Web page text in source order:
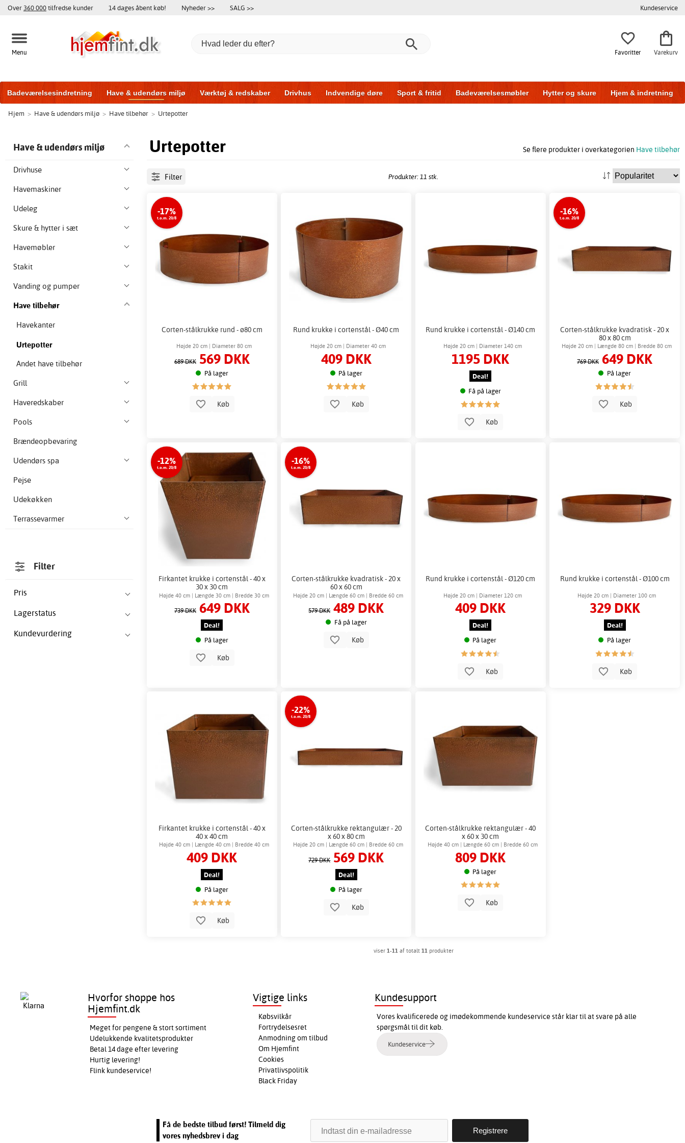
Over 360 000tilfredse kunder 14 dages åbent køb! Nyheder >> SALG >> Kundeservice
Menu Favoritter Varekurv
Badeværelsesindretning Have & udendørs miljø Værktøj & redskaber Drivhus Indvendige døre Sport & fritid Badeværelsesmøbler Hytter og skure Hjem & indretning
Træningsudstyr Yderdøre Vinduer Garageporte
Hjem > Have & udendørs miljø > Have tilbehør > Urtepotter
Urtepotter Se flere produkter i overkategorien Have tilbehør
Have & udendørs miljø
Drivhuse
Havemaskiner
Udeleg
Skure & hytter i sæt
Havemøbler
Stakit
Vanding og pumper
Have tilbehør
Havekanter
Urtepotter
Andet have tilbehør
Grill
Haveredskaber
Pools
Brændeopbevaring
Udendørs spa
Pejse
Udekøkken
Terrassevarmer
Filter
Pris
Lagerstatus
Kundevurdering
Filter Produkter: 11 stk.
-17%
t.o.m. 20/8
Corten-stålkrukke rund - ø80 cm
Højde 20 cm | Diameter 80 cm
689 DKK 569 DKK
På lager
Køb
Rund krukke i cortenstål - Ø40 cm
Højde 20 cm | Diameter 40 cm
409 DKK
På lager
Køb
Rund krukke i cortenstål - Ø140 cm
Højde 20 cm | Diameter 140 cm
1195 DKK
Deal!
Få på lager
Køb
-16%
t.o.m. 20/8
Corten-stålkrukke kvadratisk - 20 x
80 x 80 cm
Højde 20 cm | Længde 80 cm | Bredde 80 cm
769 DKK 649 DKK
På lager
Køb
-12%
t.o.m. 20/8
Firkantet krukke i cortenstål - 40 x
30 x 30 cm
Højde 40 cm | Længde 30 cm | Bredde 30 cm
739 DKK 649 DKK
Deal!
På lager
Køb
-16%
t.o.m. 20/8
Corten-stålkrukke kvadratisk - 20 x
60 x 60 cm
Højde 20 cm | Længde 60 cm | Bredde 60 cm
579 DKK 489 DKK
Få på lager
Køb
Rund krukke i cortenstål - Ø120 cm
Højde 20 cm | Diameter 120 cm
409 DKK
Deal!
På lager
Køb
Rund krukke i cortenstål - Ø100 cm
Højde 20 cm | Diameter 100 cm
329 DKK
Deal!
På lager
Køb
Firkantet krukke i cortenstål - 40 x
40 x 40 cm
Højde 40 cm | Længde 40 cm | Bredde 40 cm
409 DKK
Deal!
På lager
Køb
-22%
t.o.m. 20/8
Corten-stålkrukke rektangulær - 20
x 60 x 80 cm
Højde 20 cm | Længde 60 cm | Bredde 60 cm
729 DKK 569 DKK
Deal!
På lager
Køb
Corten-stålkrukke rektangulær - 40
x 60 x 30 cm
Højde 40 cm | Længde 60 cm | Bredde 60 cm
809 DKK
På lager
Køb
viser 1-11af totalt 11produkter
Hvorfor shoppe hos
Hjemfint.dk
Meget for pengene & stort sortiment
Udelukkende kvalitetsprodukter
Betal 14 dage efter levering
Hurtig levering!
Flink kundeservice!
Vigtige links
Købsvilkår
Fortrydelsesret
Anmodning om tilbud
Om Hjemfint
Cookies
Privatlivspolitik
Black Friday
Kundesupport
Vores kvalificerede og imødekommende kundeservice står klar til at svare på alle
spørgsmål til dit køb.
Kundeservice
Få de bedste tilbud først! Tilmeld dig
vores nyhedsbrev i dag